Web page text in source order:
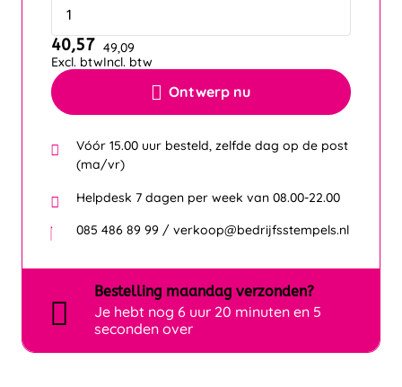
Ontwerp nu
40,57
Excl. btw
49,09
Incl. btw
Vóór 15.00 uur besteld, zelfde dag op de post
(ma/vr)
Helpdesk 7 dagen per week van 08.00-22.00
085 486 89 99 / verkoop@bedrijfsstempels.nl
Bestelling maandag verzonden?
Je hebt nog 6 uur 20 minuten en 5
seconden over